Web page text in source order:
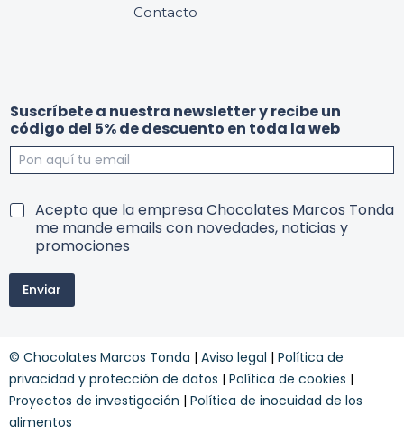
Contacto
Suscríbete a nuestra newsletter y recibe un
código del 5% de descuento en toda la web
ó
o
y
T
i
o
c
o
n
d
i
Acepto que la empresa Chocolates Marcos Tonda
me mande emails con novedades, noticias y
promociones
Enviar
© Chocolates Marcos Tonda | Aviso legal | Política de
privacidad y protección de datos | Política de cookies |
Proyectos de investigación | Política de inocuidad de los
alimentos